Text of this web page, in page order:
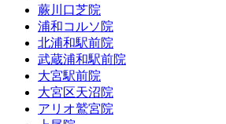
蕨川口芝院
浦和コルソ院
北浦和駅前院
武蔵浦和駅前院
大宮駅前院
大宮区天沼院
アリオ鷲宮院